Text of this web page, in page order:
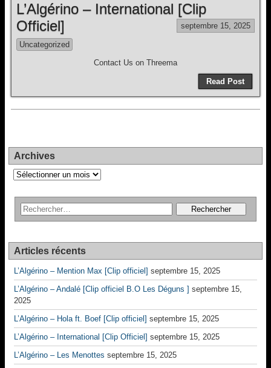
L’Algérino – International [Clip
Officiel]
septembre 15, 2025
Uncategorized
Contact Us on Threema
Read Post
Archives
Archives
Articles récents
L’Algérino – Mention Max [Clip officiel] septembre 15, 2025
L’Algérino – Andalé [Clip officiel B.O Les Déguns ] septembre 15,
2025
L’Algérino – Hola ft. Boef [Clip officiel] septembre 15, 2025
L’Algérino – International [Clip Officiel] septembre 15, 2025
L’Algérino – Les Menottes septembre 15, 2025